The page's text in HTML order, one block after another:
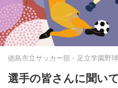
活用事例
全国大会
コラム
ニュース
タグから探す
徳島市立サッカー部・足立学園野
選手の皆さんに聞い